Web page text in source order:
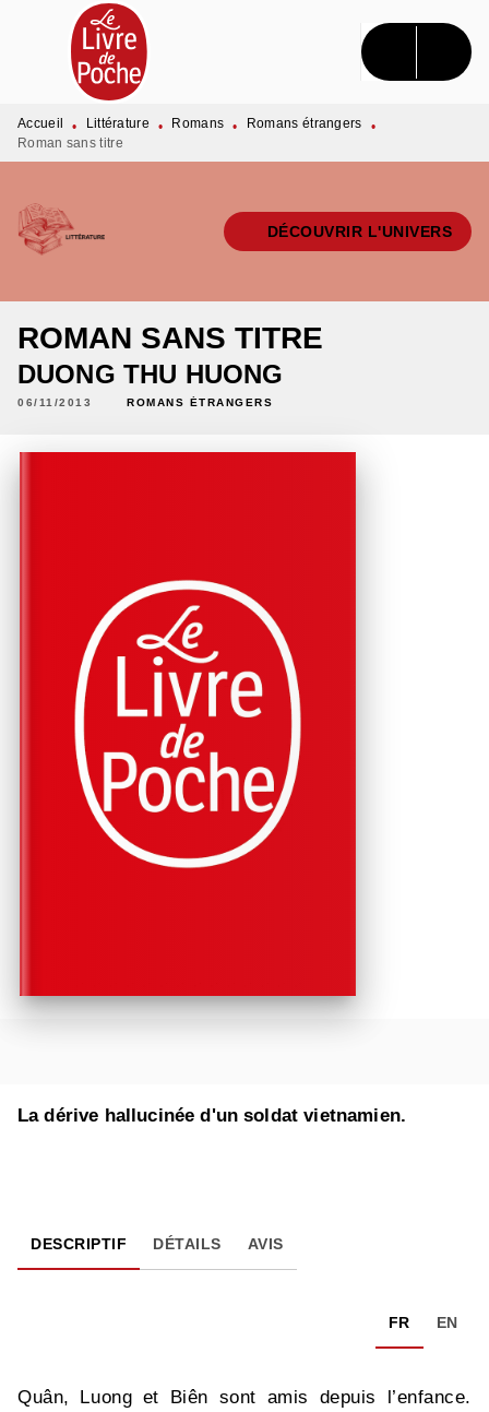
MENU RECHERCHE CONTENU
PIED DE PAGE
Accueil • Littérature • Romans • Romans étrangers
•
Roman sans titre
DÉCOUVRIR L'UNIVERS
ROMAN SANS TITRE
DUONG THU HUONG
06/11/2013 ROMANS ÉTRANGERS
La dérive hallucinée d'un soldat vietnamien.
DESCRIPTIF DÉTAILS AVIS
FR EN
Quân, Luong et Biên sont amis depuis l’enfance.